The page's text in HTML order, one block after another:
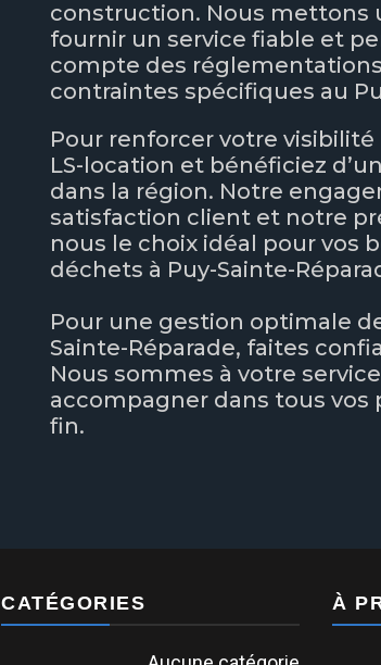
construction. Nous mettons
fournir un service fiable et
compte des
contraintes spécifiques au
Pour renforcer votre visibilité
LS-location et bénéficiez
dans la région. Notre
satisfaction client et notre
nous le choix idéal pour vos
déchets à Puy-Sainte-
Pour une gestion optimale
Sainte-Réparade, faites
Nous sommes à votre
accompagner dans tous vos
fin.
CATÉGORIES À